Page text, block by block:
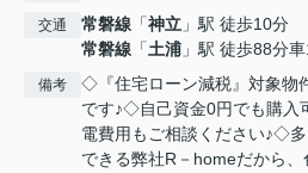
交通 常磐線 「神立 」駅 徒歩10分
常磐線 「土浦 」駅 徒歩88分
備考
◇『住宅ローン減税』対象物
です♪◇自己資金0円でも購入
電費用もご相談ください♪◇
できる弊社R－homeだから